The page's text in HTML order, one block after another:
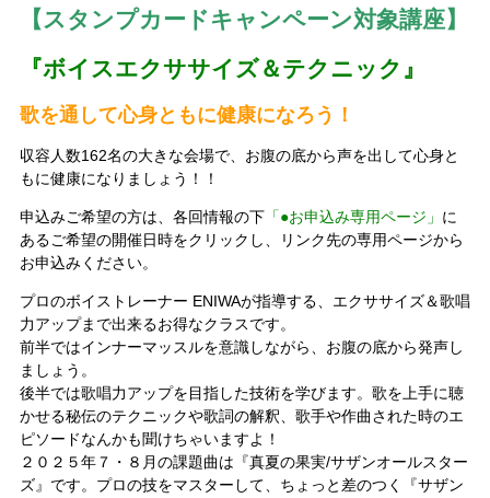
【スタンプカードキャンペーン対象講座】
『ボイスエクササイズ＆テクニック』
歌を通して心身ともに健康になろう！
収容人数162名の大きな会場で、お腹の底から声を出して心身と
もに健康になりましょう！！
申込みご希望の方は、各回情報の下「●お申込み専用ページ」 に
あるご希望の開催日時をクリックし、リンク先の専用ページから
お申込みください。
プロのボイストレーナー ENIWAが指導する、エクササイズ＆歌唱
力アップまで出来るお得なクラスです。
前半ではインナーマッスルを意識しながら、お腹の底から発声し
ましょう。
後半では歌唱力アップを目指した技術を学びます。歌を上手に聴
かせる秘伝のテクニックや歌詞の解釈、歌手や作曲された時のエ
ピソードなんかも聞けちゃいますよ！
２０２５年７・８月の課題曲は『真夏の果実/サザンオールスター
ズ』です。プロの技をマスターして、ちょっと差のつく『サザン